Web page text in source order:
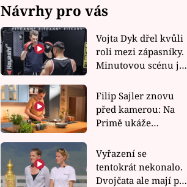
Návrhy pro vás
Vojta Dyk dřel kvůli
roli mezi zápasníky.
Minutovou scénu jel
Filip Sajler znovu
před kamerou: Na
Primě ukáže
rychlé recepty
Vyřazení se
tentokrát nekonalo.
Dvojčata ale mají po